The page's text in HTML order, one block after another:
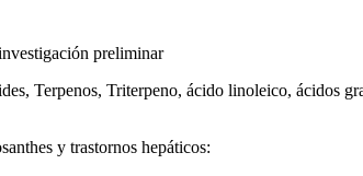
preliminar
Terpenos, Triterpeno, ácido linoleico, ácidos
y trastornos hepáticos: